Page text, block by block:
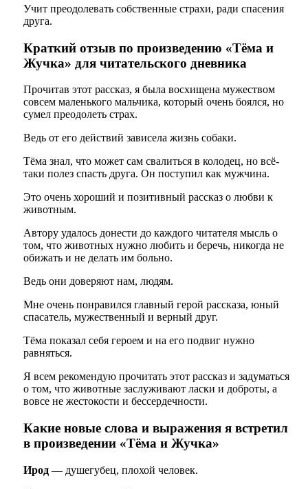
Учит преодолевать собственные страхи, ради спасения
друга.
Краткий отзыв по произведению «Тёма и
Жучка» для читательского дневника
Прочитав этот рассказ, я была восхищена мужеством
совсем маленького мальчика, который очень боялся, но
сумел преодолеть страх.
Ведь от его действий зависела жизнь собаки.
Тёма знал, что может сам свалиться в колодец, но всё-
таки полез спасть друга. Он поступил как мужчина.
Это очень хороший и позитивный рассказ о любви к
животным.
Автору удалось донести до каждого читателя мысль о
том, что животных нужно любить и беречь, никогда не
обижать и не делать им больно.
Ведь они доверяют нам, людям.
Мне очень понравился главный герой рассказа, юный
спасатель, мужественный и верный друг.
Тёма показал себя героем и на его подвиг нужно
равняться.
Я всем рекомендую прочитать этот рассказ и задуматься
о том, что животные заслуживают ласки и доброты, а
вовсе не жестокости и бессердечности.
Какие новые слова и выражения я встретил
в произведении «Тёма и Жучка»
Ирод— душегубец, плохой человек.